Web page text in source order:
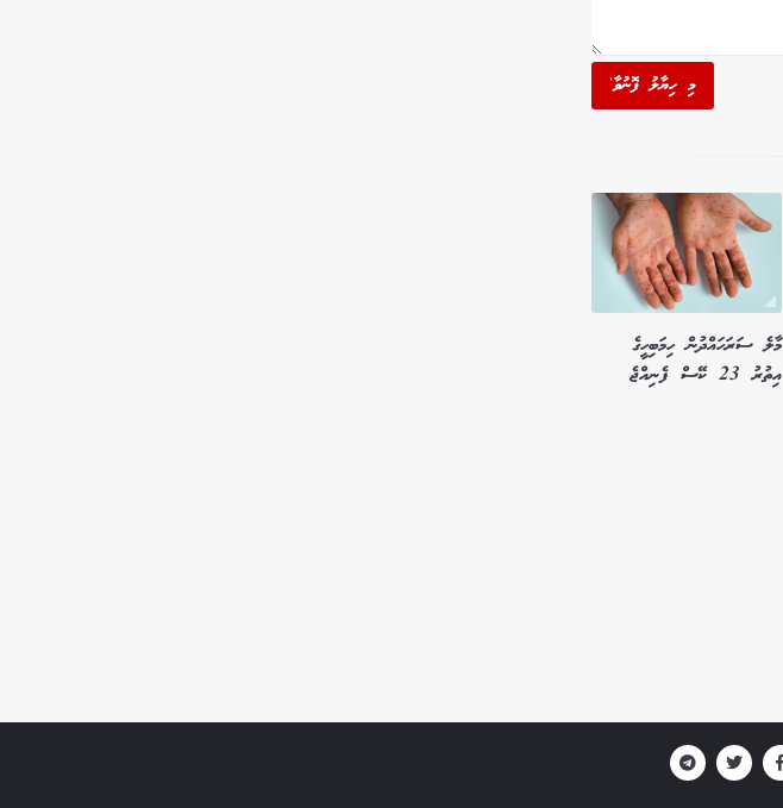
މި ހިޔާލު ފޮނުވާ'
މާލެ ސަރަހައްދުން ހިމަބިހީގެ
އިތުރު 23 ކޭސް ފެނިއްޖެ